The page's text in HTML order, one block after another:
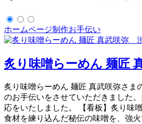
ホームページ制作お手伝い
炙り味噌らーめん 麺匠
炙り味噌らーめん 麺匠 真武咲弥さま
のお手伝いをさせていただきました
応をいたしました。 【看板】炙り味
食材を練り込んだ秘伝の味噌を、強